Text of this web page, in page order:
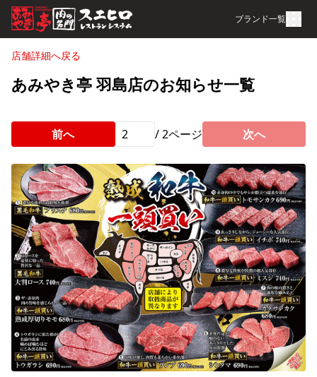
ブランド一覧
店舗詳細へ戻る
あみやき亭 羽島店のお知らせ一覧
前へ /2ページ 次へ